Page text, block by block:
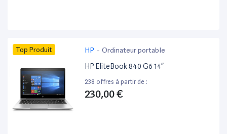
Top Produit HP - Ordinateur portable
HP EliteBook 840 G6 14”
238 offres à partir de :
230,00 €